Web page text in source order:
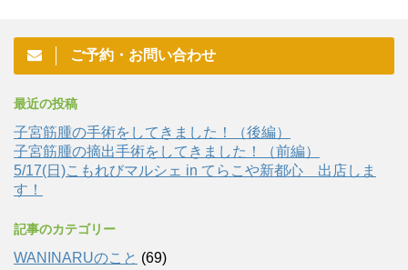
ご予約・お問い合わせ
最近の投稿
子宮筋腫の手術をしてきました！（後編）
子宮筋腫の摘出手術をしてきました！（前編）
5/17(日)こもれびマルシェ in てらこや新都心 出店しま
す！
記事のカテゴリー
WANINARUのこと (69)